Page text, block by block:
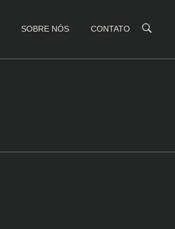
SOBRE NÓS CONTATO